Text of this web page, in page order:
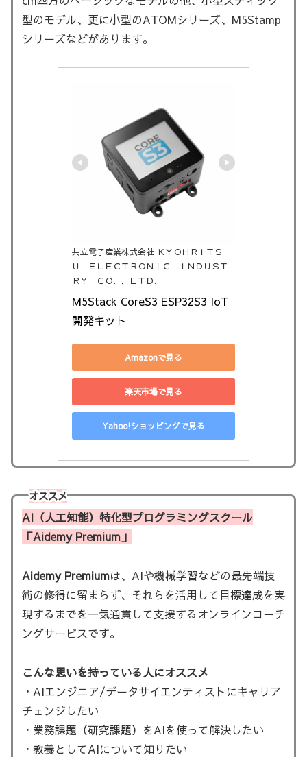
型のモデル、更に小型のATOMシリーズ、M5Stamp
シリーズなどがあります。
共立電子産業株式会社 ＫＹＯＨＲＩＴＳ
Ｕ ＥＬＥＣＴＲＯＮＩＣ ＩＮＤＵＳＴ
ＲＹ ＣＯ．，ＬＴＤ．
M5Stack CoreS3 ESP32S3 IoT
開発キット
Amazonで見る
楽天市場で見る
Yahoo!ショッピングで見る
オススメ
AI（人工知能）特化型プログラミングスクール
「Aidemy Premium」
Aidemy Premiumは、AIや機械学習などの最先端技
術の修得に留まらず、それらを活用して目標達成を実
現するまでを一気通貫して支援するオンラインコーチ
ングサービスです。
こんな思いを持っている人にオススメ
・AIエンジニア/データサイエンティストにキャリア
チェンジしたい
・業務課題（研究課題）をAIを使って解決したい
・教養としてAIについて知りたい